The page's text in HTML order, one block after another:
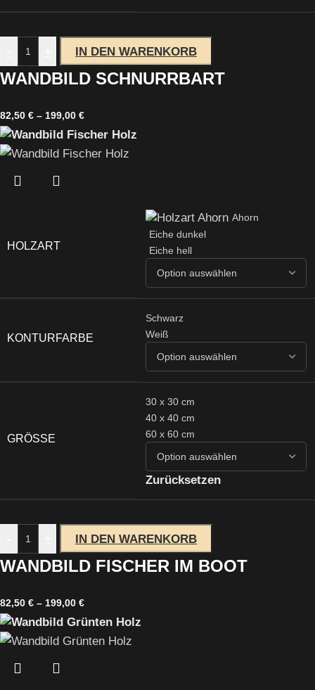
IN DEN WARENKORB
WANDBILD SCHNURRBART
82,50 € – 199,00 €
HOLZART
Ahorn
Eiche dunkel
Eiche hell
KONTURFARBE
Schwarz
Weiß
GRÖSSE
30 x 30 cm
40 x 40 cm
60 x 60 cm
Zurücksetzen
IN DEN WARENKORB
WANDBILD FISCHER IM BOOT
82,50 € – 199,00 €